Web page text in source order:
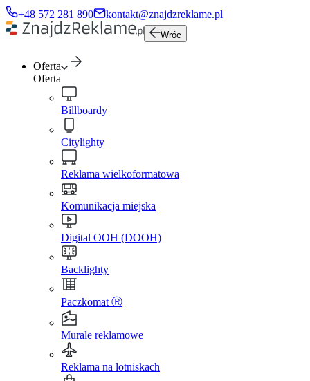
+48 572 281 890 kontakt@znajdzreklame.pl
Wróc
Oferta
Oferta
Billboardy
Citylighty
Reklama wielkoformatowa
Komunikacja miejska
Digital OOH (DOOH)
Backlighty
Paczkomat Ⓡ
Murale reklamowe
Reklama na lotniskach